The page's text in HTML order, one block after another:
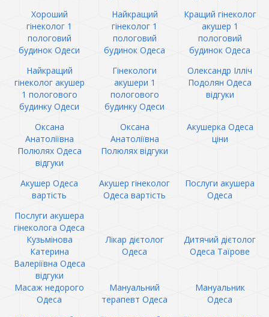
Хороший
гінеколог 1
пологовий
будинок Одеси
Найкращий
гінеколог 1
пологовий
будинок Одеса
Кращий гінеколог
акушер 1
пологовий
будинок Одеса
Найкращий
гінеколог акушер
1 пологового
будинку Одеси
Гінекологи
акушери 1
пологового
будинку Одеси
Олександр Ілліч
Подолян Одеса
відгуки
Оксана
Анатоліївна
Полюлях Одеса
відгуки
Оксана
Анатоліївна
Полюлях відгуки
Акушерка Одеса
ціни
Акушер Одеса
вартість
Акушер гінеколог
Одеса вартість
Послуги акушера
Одеса
Послуги акушера
гінеколога Одеса
Кузьмінова
Катерина
Валеріївна Одеса
відгуки
Лікар дієтолог
Одеса
Дитячий дієтолог
Одеса Таїрове
Масаж недорого
Одеса
Мануальний
терапевт Одеса
Мануальник
Одеса